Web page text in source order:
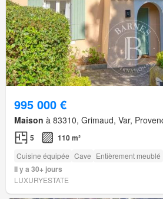
995 000 €
Maison à 83310, Grimaud, Var,
5 110 m²
Cuisine équipée Cave Entièrement meublé
Il y a 30+ jours
LUXURYESTATE